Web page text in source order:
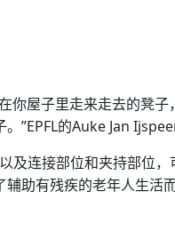
你屋子里走来走去的凳
”EPFL的Auke Jan
及连接部位和夹持部位
助有残疾的老年人生活而